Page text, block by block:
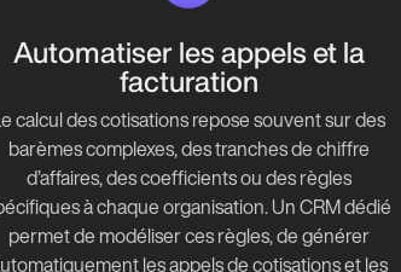
Automatiser les appels et la
facturation
calcul des cotisations repose souvent sur des
barèmes complexes, des tranches de chiffre
d’affaires, des coefficients ou des règles
à chaque organisation. Un CRM dédié
permet de modéliser ces règles, de générer
les appels de cotisations et les